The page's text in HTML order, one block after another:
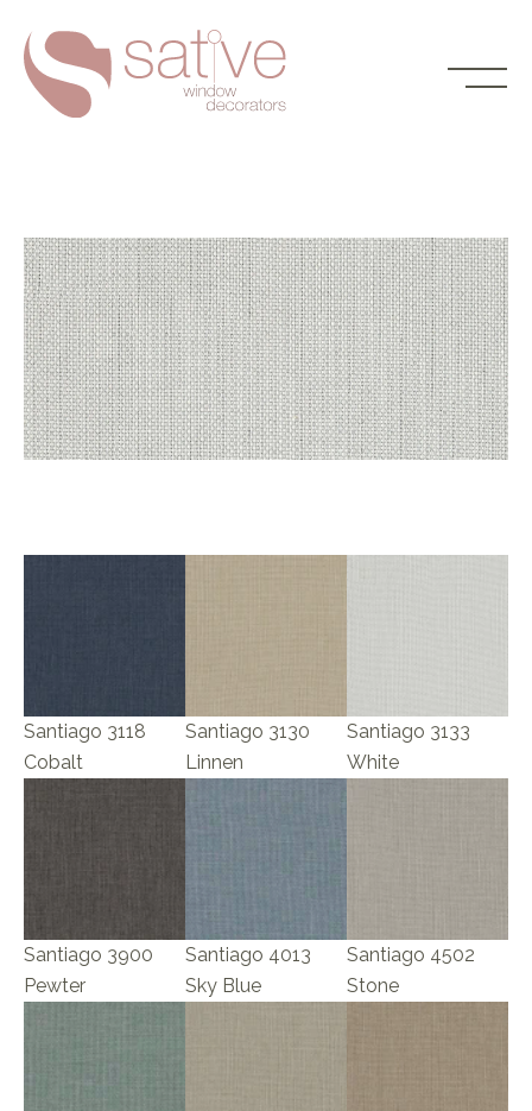
Santiago 3118
Cobalt
Santiago 3130
Linnen
Santiago 3133
White
Santiago 3900
Pewter
Santiago 4013
Sky Blue
Santiago 4502
Stone